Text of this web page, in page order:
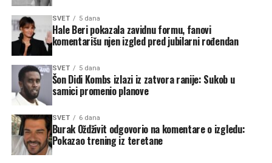
SVET 5 dana
Hale Beri pokazala zavidnu formu, fanovi
komentarišu njen izgled pred jubilarni rođendan
SVET 5 dana
Šon Didi Kombs izlazi iz zatvora ranije: Sukob u
samici promenio planove
SVET 6 dana
Burak Oždživit odgovorio na komentare o izgledu:
Pokazao trening iz teretane